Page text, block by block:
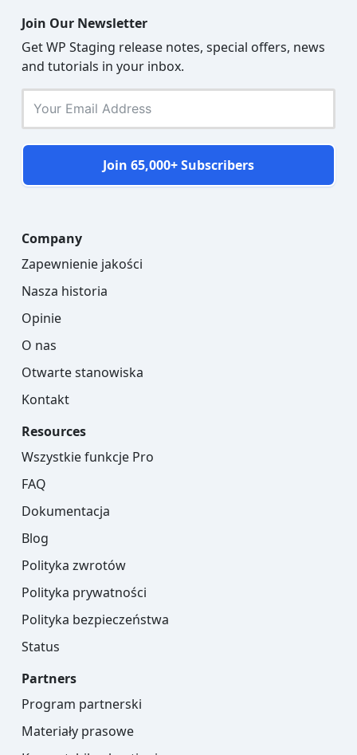
Join Our Newsletter
Get WP Staging release notes, special offers, news
and tutorials in your inbox.
Join 65,000+ Subscribers
Company
Zapewnienie jakości
Nasza historia
Opinie
O nas
Otwarte stanowiska
Kontakt
Resources
Wszystkie funkcje Pro
FAQ
Dokumentacja
Blog
Polityka zwrotów
Polityka prywatności
Polityka bezpieczeństwa
Status
Partners
Program partnerski
Materiały prasowe